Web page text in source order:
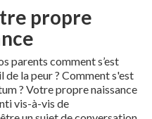
propre
parents comment s’est
de la peur ? Comment s'est
? Votre propre naissance
vis-à-vis de